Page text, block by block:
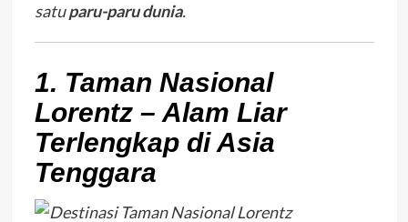
satuparu-paru dunia.
1. Taman Nasional
Lorentz – Alam Liar
Terlengkap di Asia
Tenggara